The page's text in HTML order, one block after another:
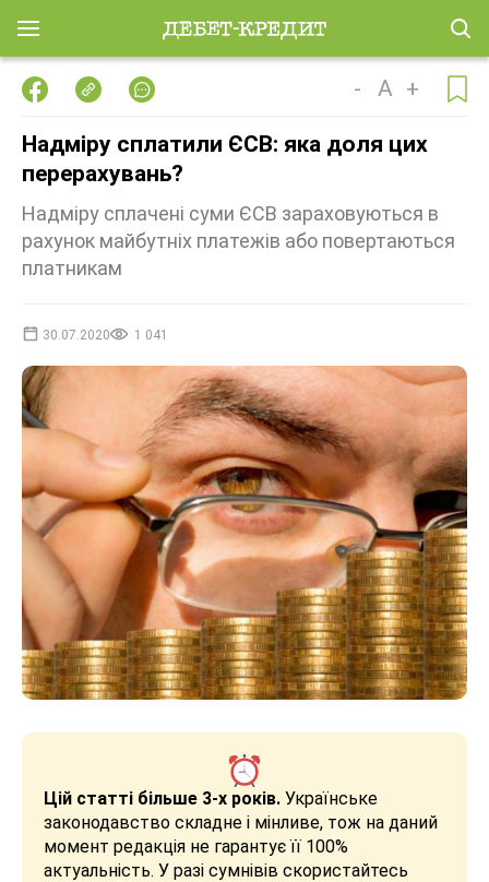
- A +
Надміру сплатили ЄСВ: яка доля цих
перерахувань?
Надміру сплачені суми ЄСВ зараховуються в
рахунок майбутніх платежів або повертаються
платникам
30.07.2020 1 041
Цій статті більше 3-х років. Українське
законодавство складне і мінливе, тож на даний
момент редакція не гарантує її 100%
актуальність. У разі сумнівів скористайтесь